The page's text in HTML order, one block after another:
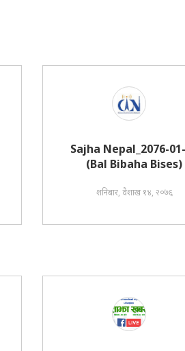
Sajha Nepal_2076-
(Bal Bibaha Bises)
शनिबार, वैशाख १४, २०७६